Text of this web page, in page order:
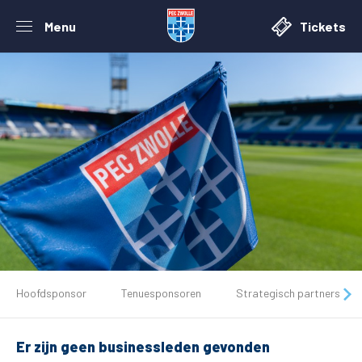
Menu Tickets
Tickets
Matchdays
Hoofdsponsor Tenuesponsoren Strategisch partners
Er zijn geen businessleden gevonden